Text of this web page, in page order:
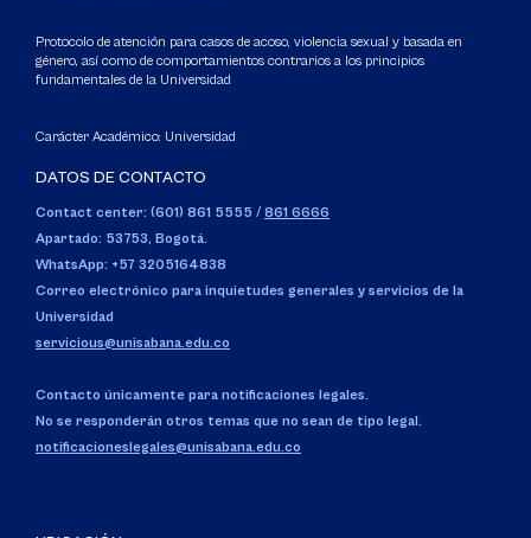
Protocolo de atención para casos de acoso, violencia sexual y basada en
género, así como de comportamientos contrarios a los principios
fundamentales de la Universidad
Carácter Académico: Universidad
DATOS DE CONTACTO
Contact center: (601) 861 5555 / 861 6666
Apartado: 53753, Bogotá.
WhatsApp: +57 3205164838
Correo electrónico para inquietudes generales y servicios de la
Universidad
servicious@unisabana.edu.co
Contacto únicamente para notificaciones legales.
No se responderán otros temas que no sean de tipo legal.
notificacioneslegales@unisabana.edu.co